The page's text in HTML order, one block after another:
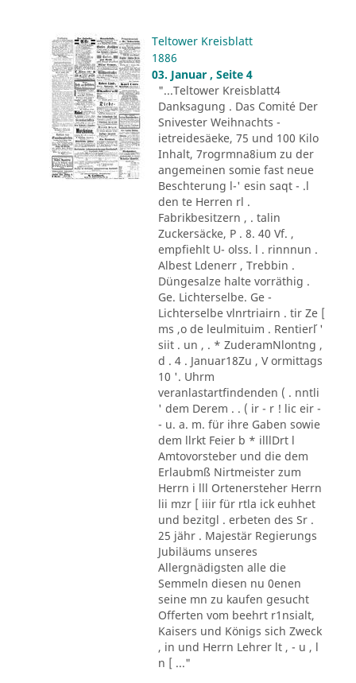
Teltower Kreisblatt
1886
03. Januar , Seite 4
"...Teltower Kreisblatt4
Danksagung . Das Comité Der
Snivester Weihnachts -
ietreidesäeke, 75 und 100 Kilo
Inhalt, 7rogrmna8ium zu der
angemeinen somie fast neue
Beschterung l-' esin saqt - .l
den te Herren rl .
Fabrikbesitzern , . talin
Zuckersäcke, P . 8. 40 Vf. ,
empfiehlt U- olss. l . rinnnun .
Albest Ldenerr , Trebbin .
Düngesalze halte vorräthig .
Ge. Lichterselbe. Ge -
Lichterselbe vlnrtriairn . tir Ze [
ms ,o de leulmituim . Rentier´l '
siit . un , . * ZuderamNlontng ,
d . 4 . Januar18Zu , V ormittags
10 '. Uhrm
veranlastartfindenden ( . nntli
' dem Derem . . ( ir - r ! lic eir -
- u. a. m. für ihre Gaben sowie
dem llrkt Feier b * illlDrt l
Amtovorsteber und die dem
Erlaubmß Nirtmeister zum
Herrn i lll Ortenersteher Herrn
lii mzr [ iiir für rtla ick euhhet
und bezitgl . erbeten des Sr .
25 jähr . Majestär Regierungs
Jubiläums unseres
Allergnädigsten alle die
Semmeln diesen nu 0enen
seine mn zu kaufen gesucht
Offerten vom beehrt r1nsialt,
Kaisers und Königs sich Zweck
, in und Herrn Lehrer lt , - u , l
n [ ..."